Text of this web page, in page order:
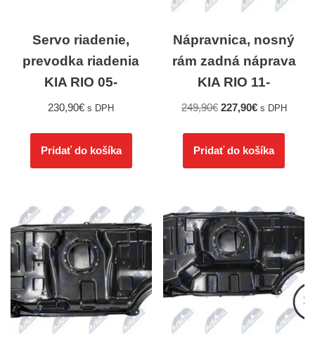
Servo riadenie,
prevodka riadenia
KIA RIO 05-
230,90€ s DPH
Pridať do košíka
Nápravnica, nosný
rám zadná náprava
KIA RIO 11-
249,90€ 227,90€ s DPH
Pridať do košíka